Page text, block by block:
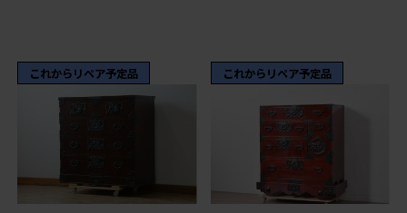
これからリペア予定品 これからリペア予定品